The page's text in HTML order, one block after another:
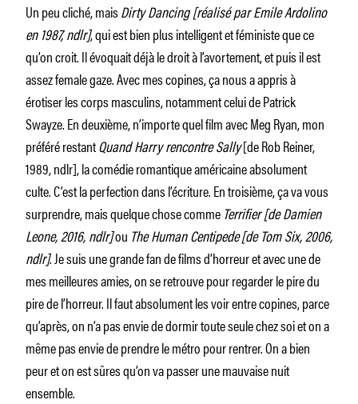
Un peu cliché, maisDirty Dancing [réalisé par Emile Ardolino
en 1987, ndlr], qui est bien plus intelligent et féministe que ce
qu’on croit. Il évoquait déjà le droit à l’avortement, et puis il est
assez female gaze. Avec mes copines, ça nous a appris à
érotiser les corps masculins, notamment celui de Patrick
Swayze. En deuxième, n’importe quel film avec Meg Ryan, mon
préféré restantQuand Harry rencontre Sally[de Rob Reiner,
1989, ndlr], la comédie romantique américaine absolument
culte. C’est la perfection dans l’écriture. En troisième, ça va vous
surprendre, mais quelque chose commeTerrifier [de Damien
Leone, 2016, ndlr]ou The Human Centipede[de Tom Six, 2006,
ndlr]. Je suis une grande fan de films d’horreur et avec une de
mes meilleures amies, on se retrouve pour regarder le pire du
pire de l’horreur. Il faut absolument les voir entre copines, parce
qu’après, on n’a pas envie de dormir toute seule chez soi et on a
même pas envie de prendre le métro pour rentrer. On a bien
peur et on est sûres qu’on va passer une mauvaise nuit
ensemble.